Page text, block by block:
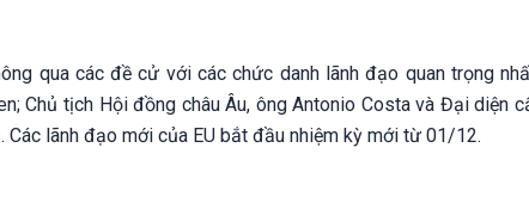
qua các đề cử với các chức danh lãnh đạo quan trọng
Chủ tịch Hội đồng châu Âu, ông Antonio Costa và Đại diện
Các lãnh đạo mới của EU bắt đầu nhiệm kỳ mới từ 01/12.